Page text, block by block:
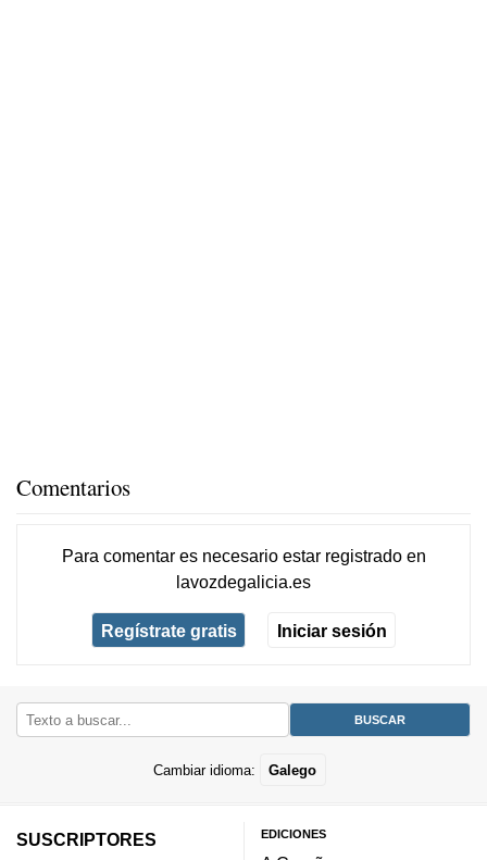
Comentarios
Para comentar es necesario estar registradoen
lavozdegalicia.es
Regístrate gratis Iniciar sesión
Cambiar idioma: Galego
SUSCRIPTORES EDICIONES